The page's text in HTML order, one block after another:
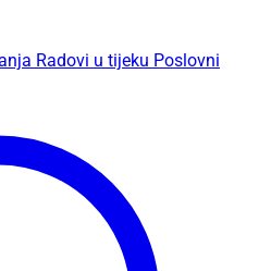
Radovi u tijeku Poslovni